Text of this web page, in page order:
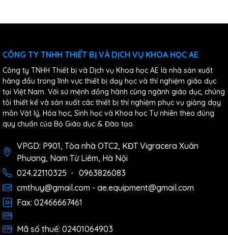
CÔNG TY TNHH THIẾT BỊ VÀ DỊCH VỤ KHOA HỌC AE
Công ty TNHH Thiết bị và Dịch vụ Khoa học AE là nhà sản xuất
hàng đầu trong lĩnh vực thiết bị dạy học và thí nghiệm giáo dục
tại Việt Nam. Với sứ mệnh đồng hành cùng ngành giáo dục, chúng
tôi thiết kế và sản xuất các thiết bị thí nghiệm phục vụ giảng dạy
môn Vật lý, Hóa học, Sinh học và Khoa học Tự nhiên theo đúng
quy chuẩn của Bộ Giáo dục & Đào tạo.
VPGD: P901, Tòa nhà OTC2, KĐT Vigracera Xuân
Phương, Nam Từ Liêm, Hà Nội
024.22110325 - 0963826083
cmthuy@gmail.com - ae.equipment@gmail.com
Fax: 02466667461
Mã số thuế: 02401064903